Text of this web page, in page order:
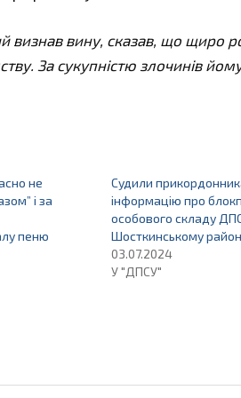
визнав вину, сказав, що щиро
За сукупністю злочинів
не
і за
пеню
Судили
інформацію про
особового складу
Шосткинському
03.07.2024
У "ДПСУ"